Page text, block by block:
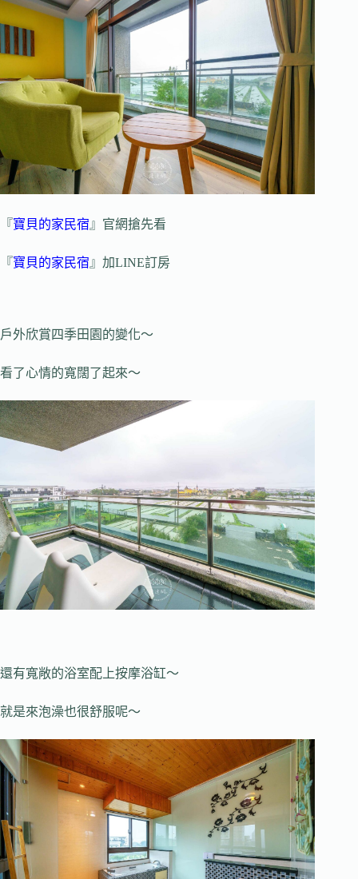
『寶貝的家民宿 』官網搶先看
『寶貝的家民宿 』加LINE訂房
戶外欣賞四季田園的變化～
看了心情的寬闊了起來～
還有寬敞的浴室配上按摩浴缸～
就是來泡澡也很舒服呢～